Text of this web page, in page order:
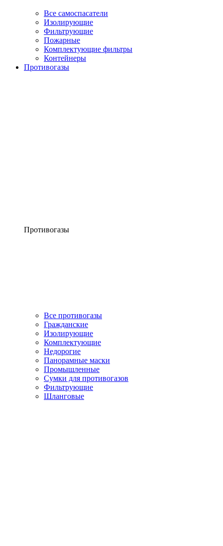
Все самоспасатели
Изолирующие
Фильтрующие
Пожарные
Комплектующие фильтры
Контейнеры
Противогазы
Противогазы
Все противогазы
Гражданские
Изолирующие
Комплектующие
Недорогие
Панорамные маски
Промышленные
Сумки для противогазов
Фильтрующие
Шланговые